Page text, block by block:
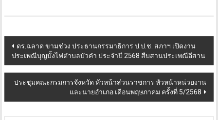
Post
navigation
ดร.ฉลาด ขามช่วง ประธานกรรมาธิการ ป.ป.ช. สภาฯ เปิดงาน
ประเพณีบุญบั้งไฟตำบลบัวคำ ประจำปี 2568 สืบสานประเพณีอีสาน
ประชุมคณะกรมการจังหวัด หัวหน้าส่วนราชการ หัวหน้าหน่วยงาน
และนายอำเภอ เดือนพฤษภาคม ครั้งที่ 5/2568